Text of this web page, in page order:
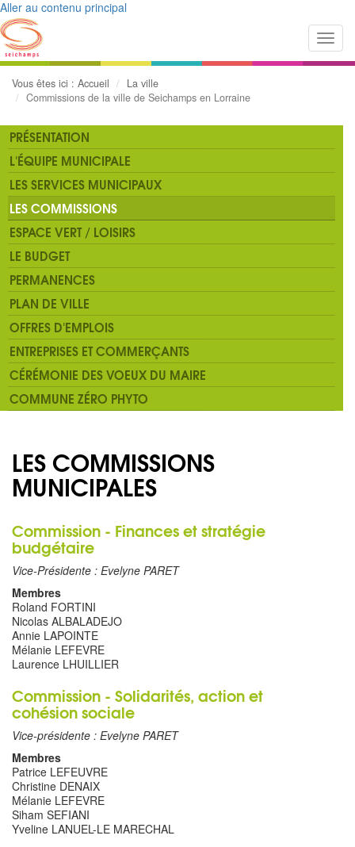
Aller au contenu principal
Vous êtes ici : Accueil
La ville
Commissions de la ville de Seichamps en Lorraine
PRÉSENTATION
L'ÉQUIPE MUNICIPALE
LES SERVICES MUNICIPAUX
LES COMMISSIONS
ESPACE VERT / LOISIRS
LE BUDGET
PERMANENCES
PLAN DE VILLE
OFFRES D'EMPLOIS
ENTREPRISES ET COMMERÇANTS
CÉRÉMONIE DES VOEUX DU MAIRE
COMMUNE ZÉRO PHYTO
LES COMMISSIONS
MUNICIPALES
Commission - Finances et stratégie
budgétaire
Vice-Présidente : Evelyne PARET
Membres
Roland FORTINI
Nicolas ALBALADEJO
Annie LAPOINTE
Mélanie LEFEVRE
Laurence LHUILLIER
Commission - Solidarités, action et
cohésion sociale
Vice-présidente : Evelyne PARET
Membres
Patrice LEFEUVRE
Christine DENAIX
Mélanie LEFEVRE
Siham SEFIANI
Yveline LANUEL-LE MARECHAL